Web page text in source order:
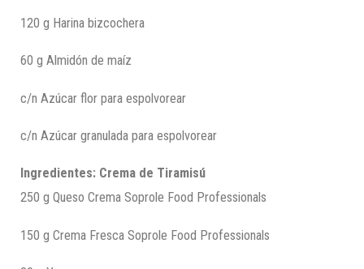
120 g Harina bizcochera
60 g Almidón de maíz
c/n Azúcar flor para espolvorear
c/n Azúcar granulada para espolvorear
Ingredientes: Crema de Tiramisú
250 g Queso Crema Soprole Food Professionals
150 g Crema Fresca Soprole Food Professionals